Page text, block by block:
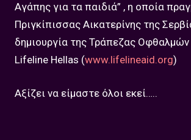
Αγάπης για τα παιδιά” , η οποία
Πριγκίπισσας Αικατερίνης της
δημιουργία της Τράπεζας
Lifeline Hellas (www.lifelineaid.org)
Αξίζει να είμαστε όλοι εκεί…..